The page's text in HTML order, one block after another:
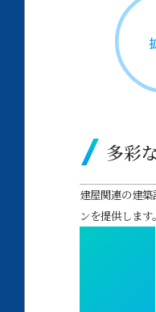
多彩
建屋関連の建
ンを提供します。